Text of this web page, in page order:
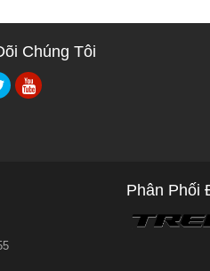
Chúng Tôi
Phân Phối